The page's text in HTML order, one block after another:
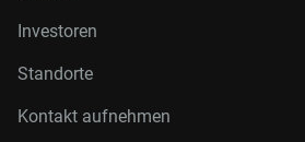
Investoren
Standorte
Kontakt aufnehmen